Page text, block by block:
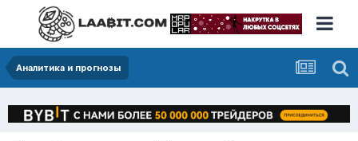
Аналитика и прогнозы